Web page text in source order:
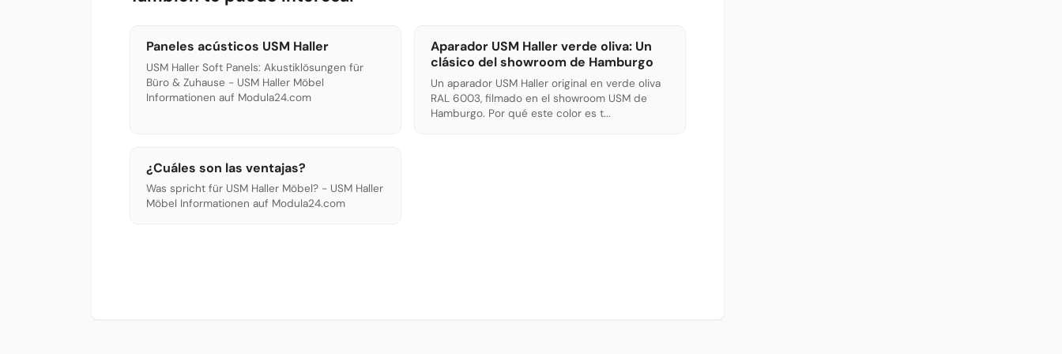
Paneles acústicos USM Haller
USM Haller Soft Panels: Akustiklösungen für
Büro & Zuhause - USM Haller Möbel
Informationen auf Modula24.com
Aparador USM Haller verde oliva: Un
clásico del showroom de Hamburgo
Un aparador USM Haller original en verde oliva
RAL 6003, filmado en el showroom USM de
Hamburgo. Por qué este color es t...
¿Cuáles son las ventajas?
Was spricht für USM Haller Möbel? - USM Haller
Möbel Informationen auf Modula24.com